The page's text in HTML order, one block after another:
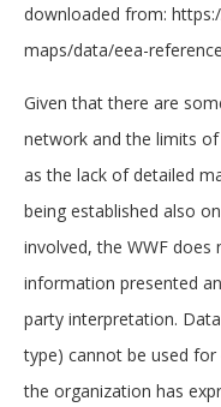
downloaded from:
maps/data/eea-
Given that there are
network and the limits
as the lack of detailed
being established also
involved, the WWF
information presented
party interpretation.
type) cannot be used
the organization has